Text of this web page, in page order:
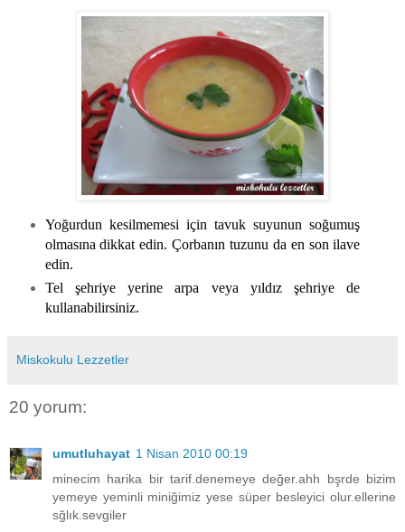
Yoğurdun kesilmemesi için tavuk suyunun soğumuş
olmasına dikkat edin. Çorbanın tuzunu da en son ilave
edin.
Tel şehriye yerine arpa veya yıldız şehriye de
kullanabilirsiniz.
Miskokulu Lezzetler
20 yorum:
umutluhayat 1 Nisan 2010 00:19
minecim harika bir tarif.denemeye değer.ahh bşrde bizim
yemeye yeminli miniğimiz yese süper besleyici olur.ellerine
sğlık.sevgiler